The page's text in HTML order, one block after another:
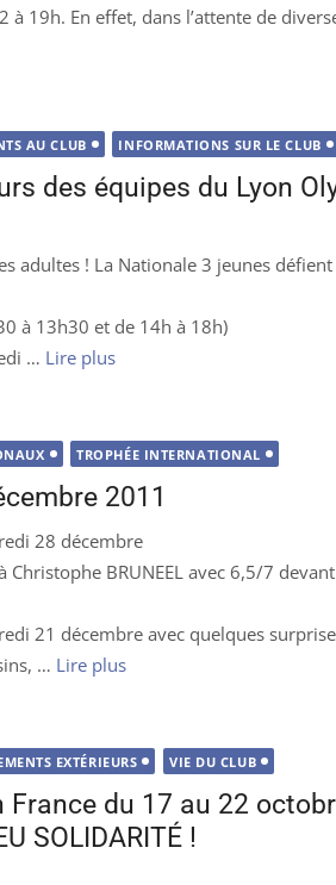
19h. En effet, dans l’attente de
AU CLUB INFORMATIONS SUR LE CLUB
des équipes du Lyon
adultes ! La Nationale 3 jeunes
à 13h30 et de 14h à 18h)
… Lire plus
TROPHÉE INTERNATIONAL
2011
28 décembre
Christophe BRUNEEL avec 6,5/7
21 décembre avec quelques
… Lire plus
EXTÉRIEURS VIE DU CLUB
France du 17 au 22
SOLIDARITÉ !